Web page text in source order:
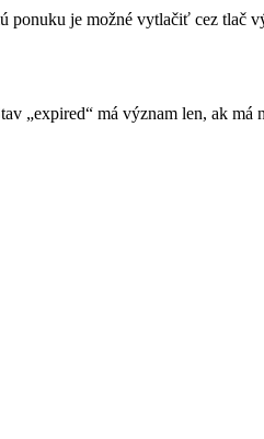
ponuku je možné vytlačiť cez tlač
„expired“ má význam len, ak má